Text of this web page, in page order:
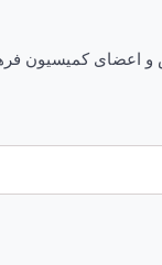
رئیس جمهور و رئیس و